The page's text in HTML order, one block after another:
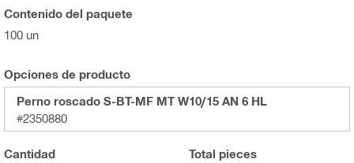
Contenido del paquete
100 un
Opciones de producto
Perno roscado S-BT-MF MT W10/15 AN 6 HL
#2350880
Cantidad Total pieces